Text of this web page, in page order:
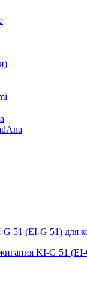
G 51 (EI-G 51) для